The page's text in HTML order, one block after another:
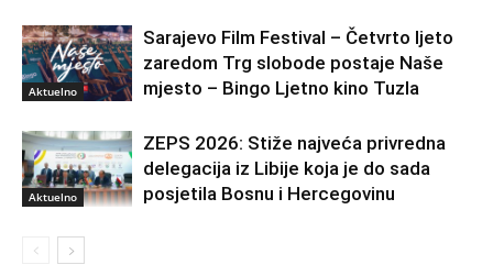
Aktuelno
Sarajevo Film Festival – Četvrto ljeto
zaredom Trg slobode postaje Naše
mjesto – Bingo Ljetno kino Tuzla
Aktuelno
ZEPS 2026: Stiže najveća privredna
delegacija iz Libije koja je do sada
posjetila Bosnu i Hercegovinu